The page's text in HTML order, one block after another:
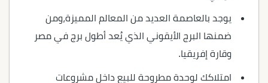
يوجد بالعاصمة العديد من المعالم المميزة،ومن
ضمنها البرج الأيقوني الذي يُعد أطول برج في مصر
وقارة إفريقيا.
امتلاكك لوحدة مطروحة للبيع داخل مشروعات